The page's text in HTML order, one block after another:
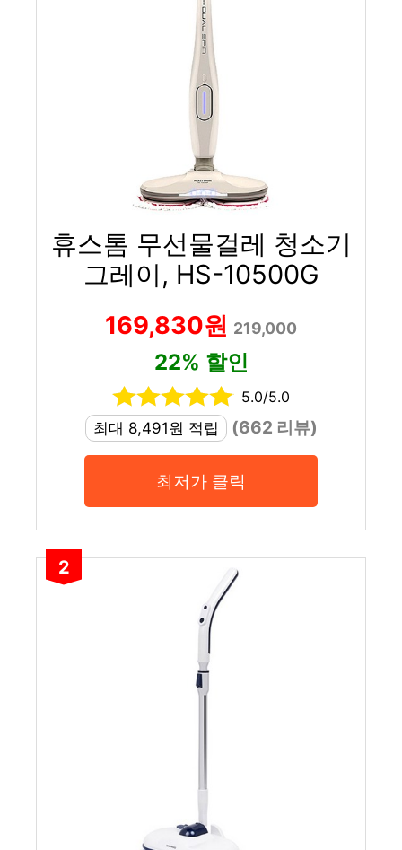
휴스톰 무선물걸레 청소기
그레이, HS-10500G
169,830원 219,000
22% 할인
5.0/5.0
최대 8,491원 적립
(662 리뷰)
최저가 클릭
2